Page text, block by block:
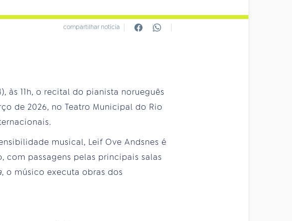
compartilhar notícia
às 11h, o recital do pianista norueguês
de 2026, no Teatro Municipal do Rio
musical, Leif Ove Andsnes é
com passagens pelas principais salas
, o músico executa obras dos